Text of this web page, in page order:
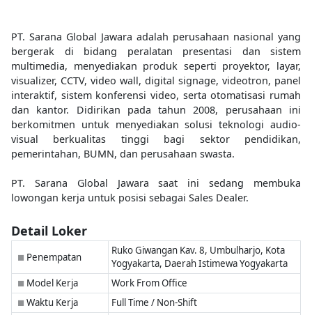
PT. Sarana Global Jawara adalah perusahaan nasional yang
bergerak di bidang peralatan presentasi dan sistem
multimedia, menyediakan produk seperti proyektor, layar,
visualizer, CCTV, video wall, digital signage, videotron, panel
interaktif, sistem konferensi video, serta otomatisasi rumah
dan kantor. Didirikan pada tahun 2008, perusahaan ini
berkomitmen untuk menyediakan solusi teknologi audio-
visual berkualitas tinggi bagi sektor pendidikan,
pemerintahan, BUMN, dan perusahaan swasta.
PT. Sarana Global Jawara saat ini sedang membuka
lowongan kerja untuk posisi sebagai Sales Dealer.
Detail Loker
■ Penempatan
Ruko Giwangan Kav. 8, Umbulharjo, Kota
Yogyakarta, Daerah Istimewa Yogyakarta
■ Model Kerja Work From Office
■ Waktu Kerja Full Time / Non-Shift